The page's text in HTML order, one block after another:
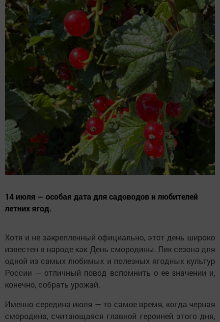
14 июля — особая дата для садоводов и любителей
летних ягод.
Хотя и не закрепленный официально, этот день широко
известен в народе как День смородины. Пик сезона для
одной из самых любимых и полезных ягодных культур
России — отличный повод вспомнить о ее значении и,
конечно, собрать урожай.
Именно середина июля — то самое время, когда черная
смородина, считающаяся главной героиней этого дня,